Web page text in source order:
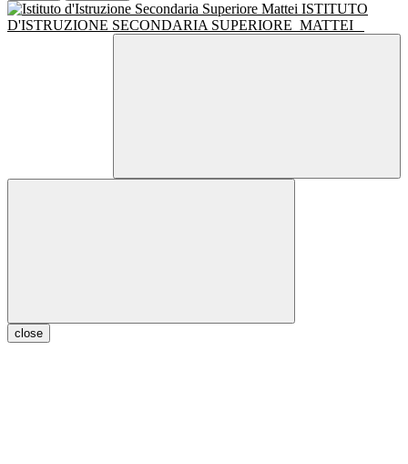
ISTITUTO
D'ISTRUZIONE SECONDARIA SUPERIORE MATTEI
close